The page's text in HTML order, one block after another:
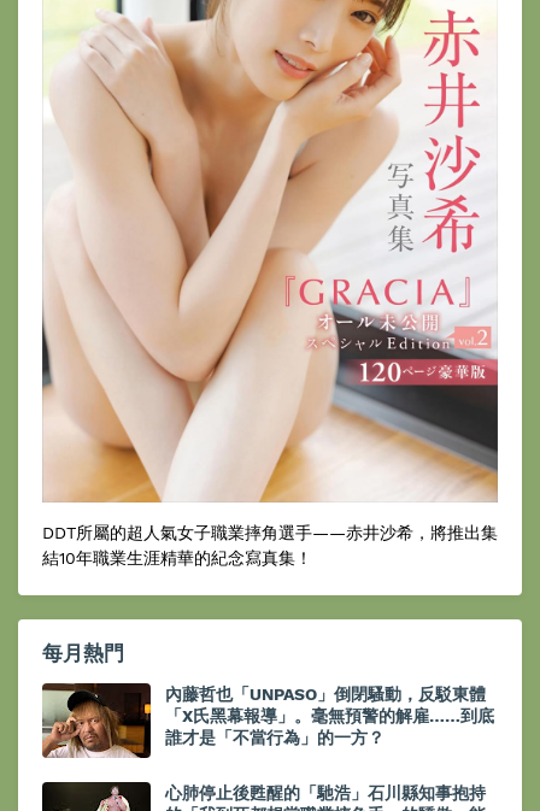
DDT所屬的超人氣女子職業摔角選手——赤井沙希，將推出集
結10年職業生涯精華的紀念寫真集！
每月熱門
內藤哲也「UNPASO」倒閉騷動，反駁東體
「X氏黑幕報導」。毫無預警的解雇……到底
誰才是「不當行為」的一方？
心肺停止後甦醒的「馳浩」石川縣知事抱持